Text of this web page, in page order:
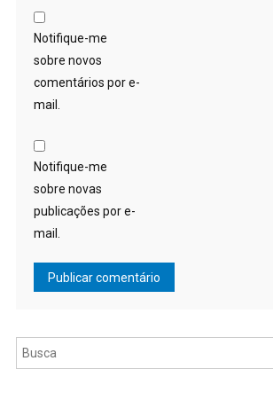
Notifique-me
sobre novos
comentários por e-
mail.
Notifique-me
sobre novas
publicações por e-
mail.
Pesquisar